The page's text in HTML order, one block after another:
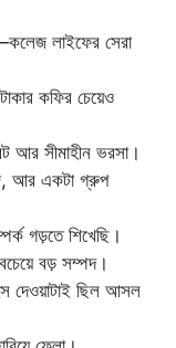
লাইফের সেরা
কফির চেয়েও
আর সীমাহীন ভরসা।
আর একটা গ্রুপ
গড়তে শিখেছি।
বড় সম্পদ।
দেওয়াটাই ছিল আসল